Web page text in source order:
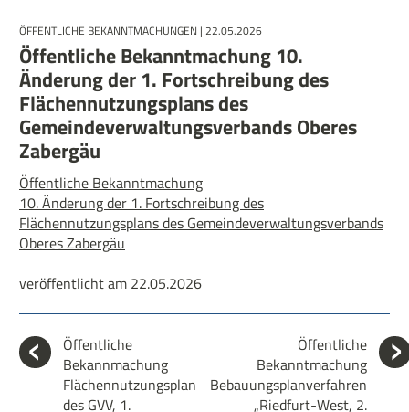
ÖFFENTLICHE BEKANNTMACHUNGEN | 22.05.2026
Öffentliche Bekanntmachung 10.
Änderung der 1. Fortschreibung des
Flächennutzungsplans des
Gemeindeverwaltungsverbands Oberes
Zabergäu
Öffentliche Bekanntmachung
10. Änderung der 1. Fortschreibung des
Flächennutzungsplans des Gemeindeverwaltungsverbands
Oberes Zabergäu
veröffentlicht am 22.05.2026
Öffentliche
Bekannmachung
Flächennutzungsplan
des GVV, 1.
Öffentliche
Bekanntmachung
Bebauungsplanverfahren
„Riedfurt-West, 2.